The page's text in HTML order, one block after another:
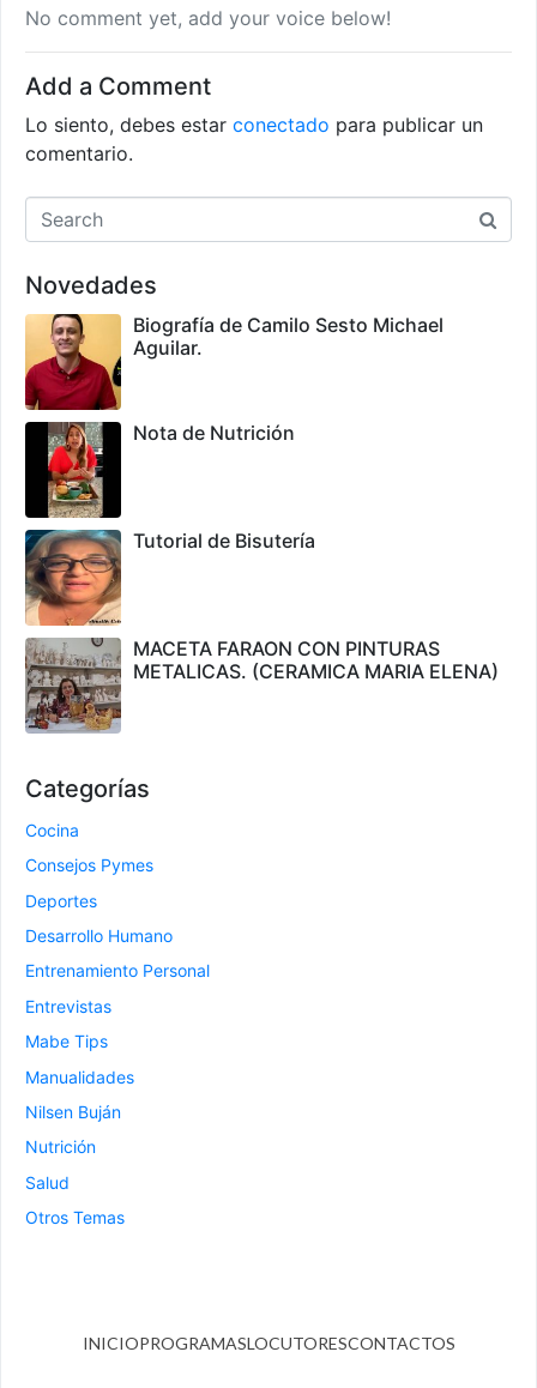
No comment yet, add your voice below!
Add a Comment
Lo siento, debes estar conectado para publicar un
comentario.
Novedades
Biografía de Camilo Sesto Michael
Aguilar.
Nota de Nutrición
Tutorial de Bisutería
MACETA FARAON CON PINTURAS
METALICAS. (CERAMICA MARIA ELENA)
Categorías
Cocina
Consejos Pymes
Deportes
Desarrollo Humano
Entrenamiento Personal
Entrevistas
Mabe Tips
Manualidades
Nilsen Buján
Nutrición
Salud
Otros Temas
INICIOPROGRAMASLOCUTORESCONTACTOS